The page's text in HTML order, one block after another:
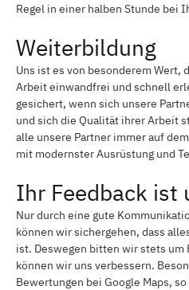
Regel in einer halben Stunde bei
Weiterbildung
Uns ist es von besonderem Wert,
Arbeit einwandfrei und schnell
gesichert, wenn sich unsere
und sich die Qualität ihrer Arbeit
alle unsere Partner immer auf
mit modernster Ausrüstung und
Ihr Feedback ist
Nur durch eine gute
können wir sichergehen, dass
ist. Deswegen bitten wir stets um
können wir uns verbessern.
Bewertungen bei Google Maps,